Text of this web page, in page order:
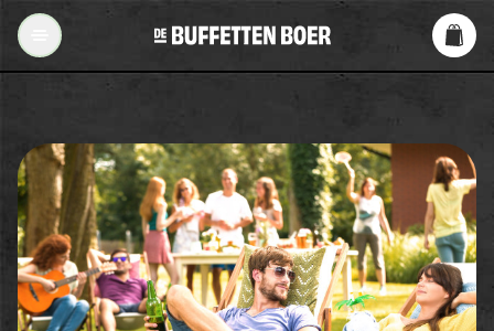
Ga naar inhoud
De Buffetten Boer